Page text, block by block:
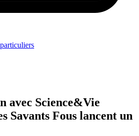
avec Science&Vie
Savants Fous lancent un